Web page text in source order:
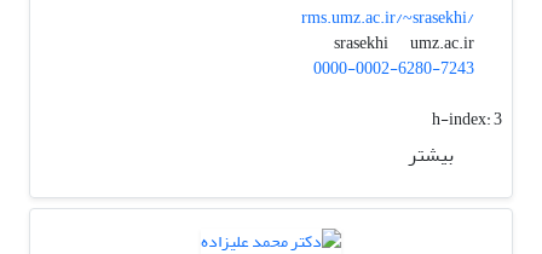
rms.umz.ac.ir/~srasekhi/
srasekhi
umz.ac.ir
0000-0002-6280-7243
h-index:3
بیشتر